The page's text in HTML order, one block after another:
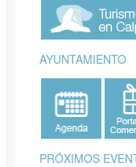
AYUNTAMIENTO
PRÓXIMOS